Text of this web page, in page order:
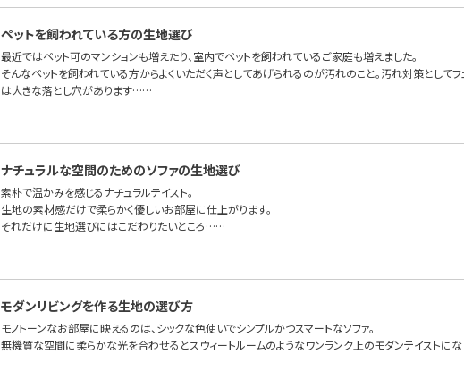
ペットを飼われている方の生地選び
最近ではペット可のマンションも増えたり、室内でペットを飼われているご家庭も増えました。
そんなペットを飼われている方からよくいただく声としてあげられるのが汚れのこと。汚れ対策として
は大きな落とし穴があります……
ナチュラルな空間のためのソファの生地選び
素朴で温かみを感じるナチュラルテイスト。
生地の素材感だけで柔らかく優しいお部屋に仕上がります。
それだけに生地選びにはこだわりたいところ……
モダンリビングを作る生地の選び方
モノトーンなお部屋に映えるのは、シックな色使いでシンプルかつスマートなソファ。
無機質な空間に柔らかな光を合わせるとスウィートルームのようなワンランク上のモダンテイストに